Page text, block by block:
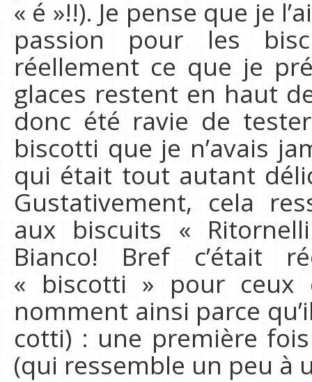
« é »!!). Je pense que je
passion pour les
réellement ce que je
glaces restent en haut
donc été ravie de
biscotti que je n’avais
qui était tout autant
Gustativement, cela
aux biscuits «
Bianco! Bref c’était
« biscotti » pour
nomment ainsi parce
cotti) : une première
(qui ressemble un peu à